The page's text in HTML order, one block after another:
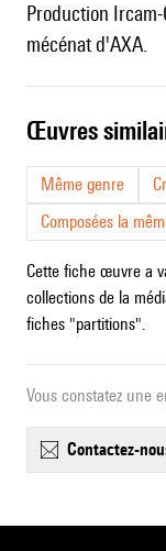
Production
mécénat d'AXA.
œuvres
Même genre
Composées la
Cette fiche œuvre a
collections de la
fiches "partitions".
Vous constatez une
contactez-